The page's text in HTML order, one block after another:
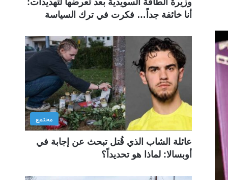
وزيرة الطاقة السويدية بعد تعرضها لتهديدات:
أنا خائفة جداً… فكرت في ترك السياسة
مجتمع
عائلة الشاب الذي قُتل تبحث عن إجابة في
أوبسالا: لماذا هو تحديداً؟